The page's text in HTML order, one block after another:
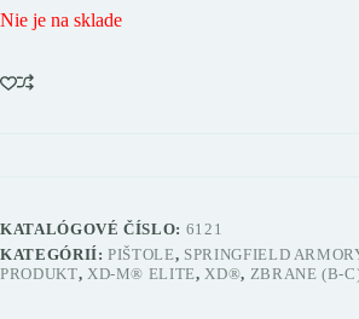
Nie je na sklade
KATALÓGOVÉ ČÍSLO: 6121
KATEGÓRIÍ:PIŠTOLE, SPRINGFIELD
PRODUKT, XD-M® ELITE,XD®, ZBRANE (B-